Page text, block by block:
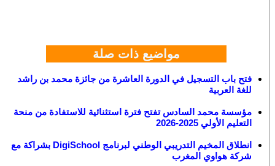
مواضيع ذات صلة
فتح باب التسجيل في الدورة العاشرة من جائزة محمد بن راشد
للغة العربية
مؤسسة محمد السادس تفتح فترة استثنائية للاستفادة من منحة
التعليم الأولي 2025-2026
انطلاق المخيم التدريبي الوطني لبرنامج DigiSchool بشراكة مع
شركة هواوي المغرب